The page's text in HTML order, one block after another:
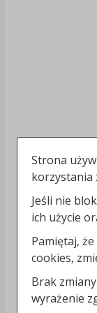
„Rozbudowa
Strona
korzystania
Jeśli nie
ich użycie
Pamiętaj,
cookies,
Brak
wyrażenie